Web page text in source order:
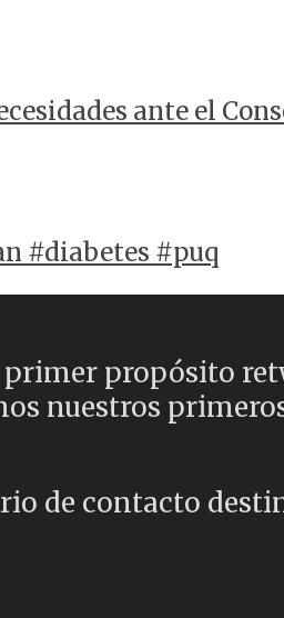
ante el
#diabetes #puq
propósito
nuestros
de contacto